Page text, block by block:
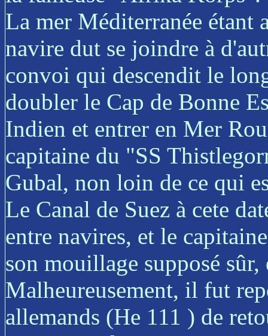
La mer Méditerranée étant
navire dut se joindre à
convoi qui descendit le
doubler le Cap de Bonne
Indien et entrer en Mer
capitaine du "SS
Gubal, non loin de ce qui
Le Canal de Suez à cete
entre navires, et le
son mouillage supposé
Malheureusement, il fut
allemands (He 111 ) de